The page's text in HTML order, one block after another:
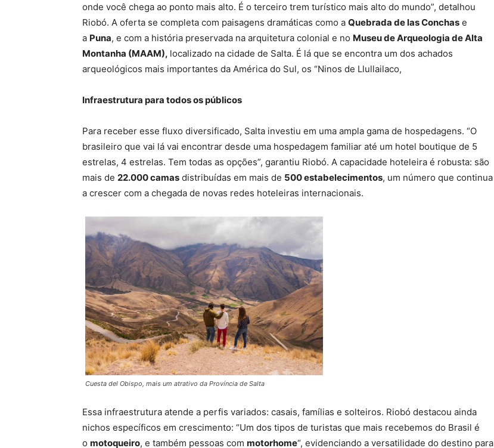
onde você chega ao ponto mais alto. É o terceiro trem turístico mais alto do mundo”, detalhou
Riobó. A oferta se completa com paisagens dramáticas como a Quebrada de las Conchas e
a Puna, e com a história preservada na arquitetura colonial e no Museu de Arqueologia de Alta
Montanha (MAAM), localizado na cidade de Salta. É lá que se encontra um dos achados
arqueológicos mais importantes da América do Sul, os “Ninos de Llullailaco,
Infraestrutura para todos os públicos
Para receber esse fluxo diversificado, Salta investiu em uma ampla gama de hospedagens. “O
brasileiro que vai lá vai encontrar desde uma hospedagem familiar até um hotel boutique de 5
estrelas, 4 estrelas. Tem todas as opções”, garantiu Riobó. A capacidade hoteleira é robusta: são
mais de 22.000 camas distribuídas em mais de 500 estabelecimentos, um número que continua
a crescer com a chegada de novas redes hoteleiras internacionais.
Cuesta del Obispo, mais um atrativo da Província de Salta
Essa infraestrutura atende a perfis variados: casais, famílias e solteiros. Riobó destacou ainda
nichos específicos em crescimento: “Um dos tipos de turistas que mais recebemos do Brasil é
o motoqueiro, e também pessoas com motorhome“, evidenciando a versatilidade do destino para